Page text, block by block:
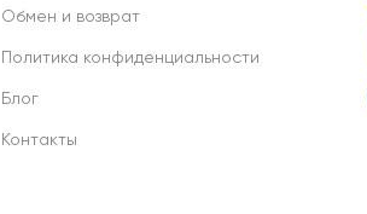
Обмен и возврат
Политика конфиденциальности
Блог
Контакты